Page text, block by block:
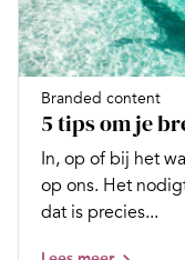
Branded content
5 tips om je
In, op of bij het
op ons. Het
dat is precies...